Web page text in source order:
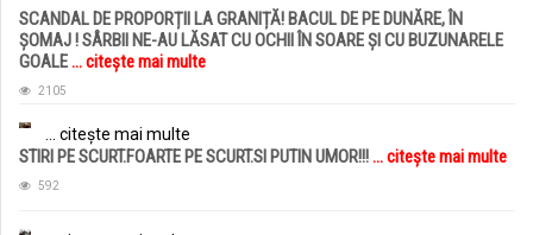
SCANDAL DE PROPORȚII LA GRANIȚĂ! BACUL DE PE DUNĂRE, ÎN
ȘOMAJ ! SÂRBII NE-AU LĂSAT CU OCHII ÎN SOARE ȘI CU BUZUNARELE
GOALE... citește mai multe
2105
... citește mai multe
STIRI PE SCURT.FOARTE PE SCURT.SI PUTIN UMOR!!!... citește mai multe
592